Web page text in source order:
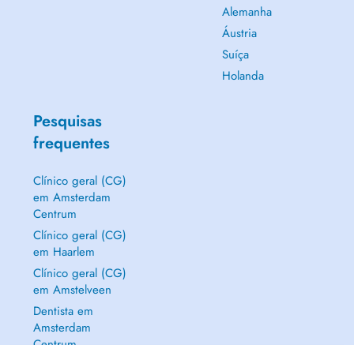
Alemanha
Áustria
Suíça
Holanda
Pesquisas
frequentes
Clínico geral (CG)
em Amsterdam
Centrum
Clínico geral (CG)
em Haarlem
Clínico geral (CG)
em Amstelveen
Dentista em
Amsterdam